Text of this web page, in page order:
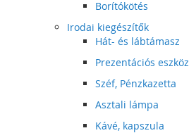
Borítókötés
Irodai kiegészítők
Hát- és lábtámasz
Prezentációs eszköz
Széf, Pénzkazetta
Asztali lámpa
Kávé, kapszula